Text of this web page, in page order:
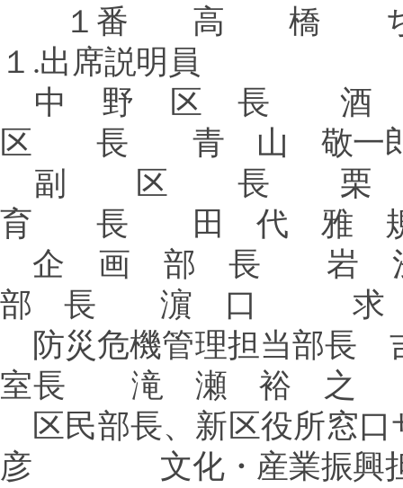
１番 高 橋 ち
１ .出席説明員
中 野 区
区 長 青 山 敬一
副 区 長
育 長 田 代 雅
企 画 部 長
部 長 濵 口 求
防災危機管理担
室長 滝 瀬 裕 之
区民部長、新区役所窓
彦 文化・産業振興